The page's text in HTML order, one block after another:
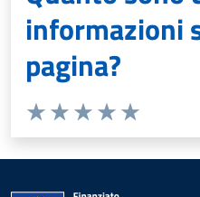
informazioni
pagina?
Valuta 5
Valuta 4 stelle
Valuta 3 stelle su 5
Valuta 2 stelle su 5
Valuta 1 stelle su 5